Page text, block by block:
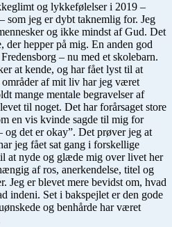
og lykkefølelser i 2019 –
som jeg er dybt taknemlig for. Jeg
og ikke mindst af Gud. Det
der hepper på mig. En anden god
– nu med et skolebarn.
at kende, og har fået lyst til at
områder af mit liv har jeg været
mange mentale begravelser af
til noget. Det har forårsaget store
en vis kvinde sagde til mig for
og det er okay”. Det prøver jeg at
jeg fået sat gang i forskellige
at nyde og glæde mig over livet her
af ros, anerkendelse, titel og
Jeg er blevet mere bevidst om, hvad
indeni. Set i bakspejlet er den gode
og benhårde har været